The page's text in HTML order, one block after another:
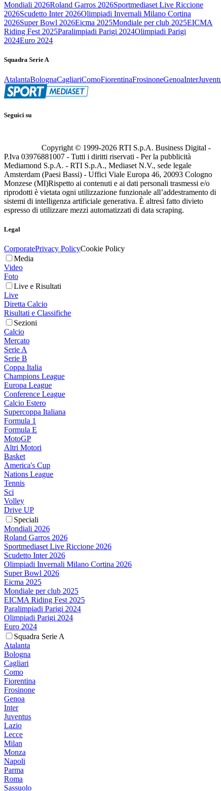
Mondiali 2026Roland Garros 2026Sportmediaset Live Riccione
2026Scudetto Inter 2026Olimpiadi Invernali Milano Cortina
2026Super Bowl 2026Eicma 2025Mondiale per club 2025EICMA
Riding Fest 2025Paralimpiadi Parigi 2024Olimpiadi Parigi
2024Euro 2024
Squadra Serie A
AtalantaBolognaCagliariComoFiorentinaFrosinoneGenoaInter
Seguici su
Copyright © 1999-2026 RTI S.p.A. Business Digital -
P.Iva 03976881007 - Tutti i diritti riservati - Per la pubblicità
Mediamond S.p.A. - RTI S.p.A., Mediaset N.V., sede legale
Amsterdam (Paesi Bassi) - Uffici Viale Europa 46, 20093 Cologno
Monzese (MI)Rispetto ai contenuti e ai dati personali trasmessi e/o
riprodotti è vietata ogni utilizzazione funzionale all’addestramento di
sistemi di intelligenza artificiale generativa. È altresì fatto divieto
espresso di utilizzare mezzi automatizzati di data scraping.
Legal
CorporatePrivacy PolicyCookie Policy
Media
Video
Foto
Live e Risultati
Live
Diretta Calcio
Risultati e Classifiche
Sezioni
Calcio
Mercato
Serie A
Serie B
Coppa Italia
Champions League
Europa League
Conference League
Calcio Estero
Supercoppa Italiana
Formula 1
Formula E
MotoGP
Altri Motori
Basket
America's Cup
Nations League
Tennis
Sci
Volley
Drive UP
Speciali
Mondiali 2026
Roland Garros 2026
Sportmediaset Live Riccione 2026
Scudetto Inter 2026
Olimpiadi Invernali Milano Cortina 2026
Super Bowl 2026
Eicma 2025
Mondiale per club 2025
EICMA Riding Fest 2025
Paralimpiadi Parigi 2024
Olimpiadi Parigi 2024
Euro 2024
Squadra Serie A
Atalanta
Bologna
Cagliari
Como
Fiorentina
Frosinone
Genoa
Inter
Juventus
Lazio
Lecce
Milan
Monza
Napoli
Parma
Roma
Sassuolo